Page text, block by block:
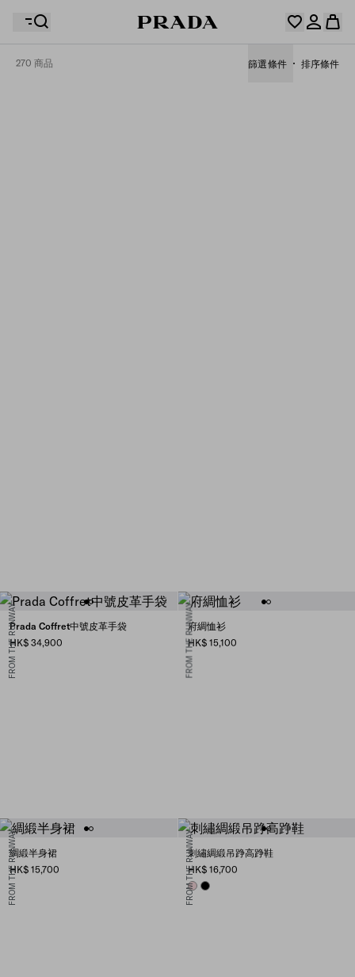
270 商品 篩選條件 排序條件
FROM THE RUNWAY
Prada Coffret中號皮革手袋
HK$ 34,900
FROM THE RUNWAY
府綢恤衫
HK$ 15,100
FROM THE RUNWAY
綢緞半身裙
HK$ 15,700
FROM THE RUNWAY
刺繡綢緞吊踭高踭鞋
HK$ 16,700
ROSEBUD PINK
BLACK